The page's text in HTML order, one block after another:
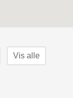
Vis alle